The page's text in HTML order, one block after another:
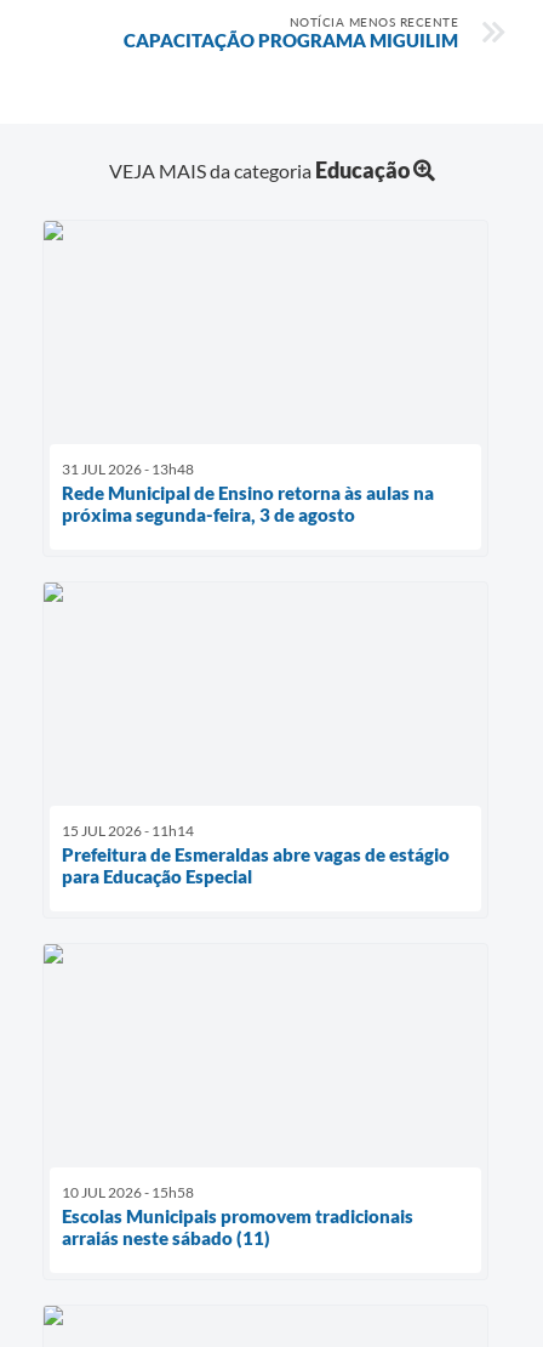
NOTÍCIA MENOS RECENTE
CAPACITAÇÃO PROGRAMA MIGUILIM
VEJA MAIS da categoria Educação
31 JUL 2026 - 13h48
Rede Municipal de Ensino retorna às aulas na
próxima segunda-feira, 3 de agosto
15 JUL 2026 - 11h14
Prefeitura de Esmeraldas abre vagas de estágio
para Educação Especial
10 JUL 2026 - 15h58
Escolas Municipais promovem tradicionais
arraiás neste sábado (11)